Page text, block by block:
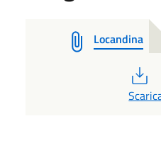
Locandina
PDF